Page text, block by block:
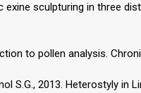
exine sculpturing in three
to pollen analysis.
S.G., 2013. Heterostyly in